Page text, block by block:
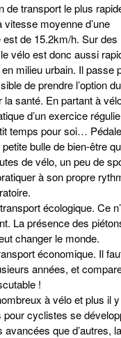
de transport le plus
vitesse moyenne d’une
de 15.2km/h. Sur des
vélo est donc aussi
en milieu urbain. Il
de prendre l’option
la santé. En partant à
d’un exercice
temps pour soi…
bulle de bien-être
de vélo, un peu de
à son propre
écologique. Ce
La présence des
changer le monde.
économique. Il
années, et
!
à vélo et plus il
cyclistes se
avancées que d’autres,